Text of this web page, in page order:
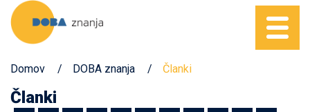
Domov DOBA znanja Članki
Članki